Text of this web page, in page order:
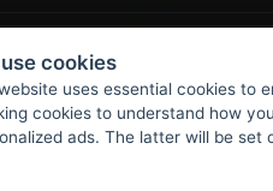
cookies
uses essential cookies to
cookies to understand how
ads. The latter will be set